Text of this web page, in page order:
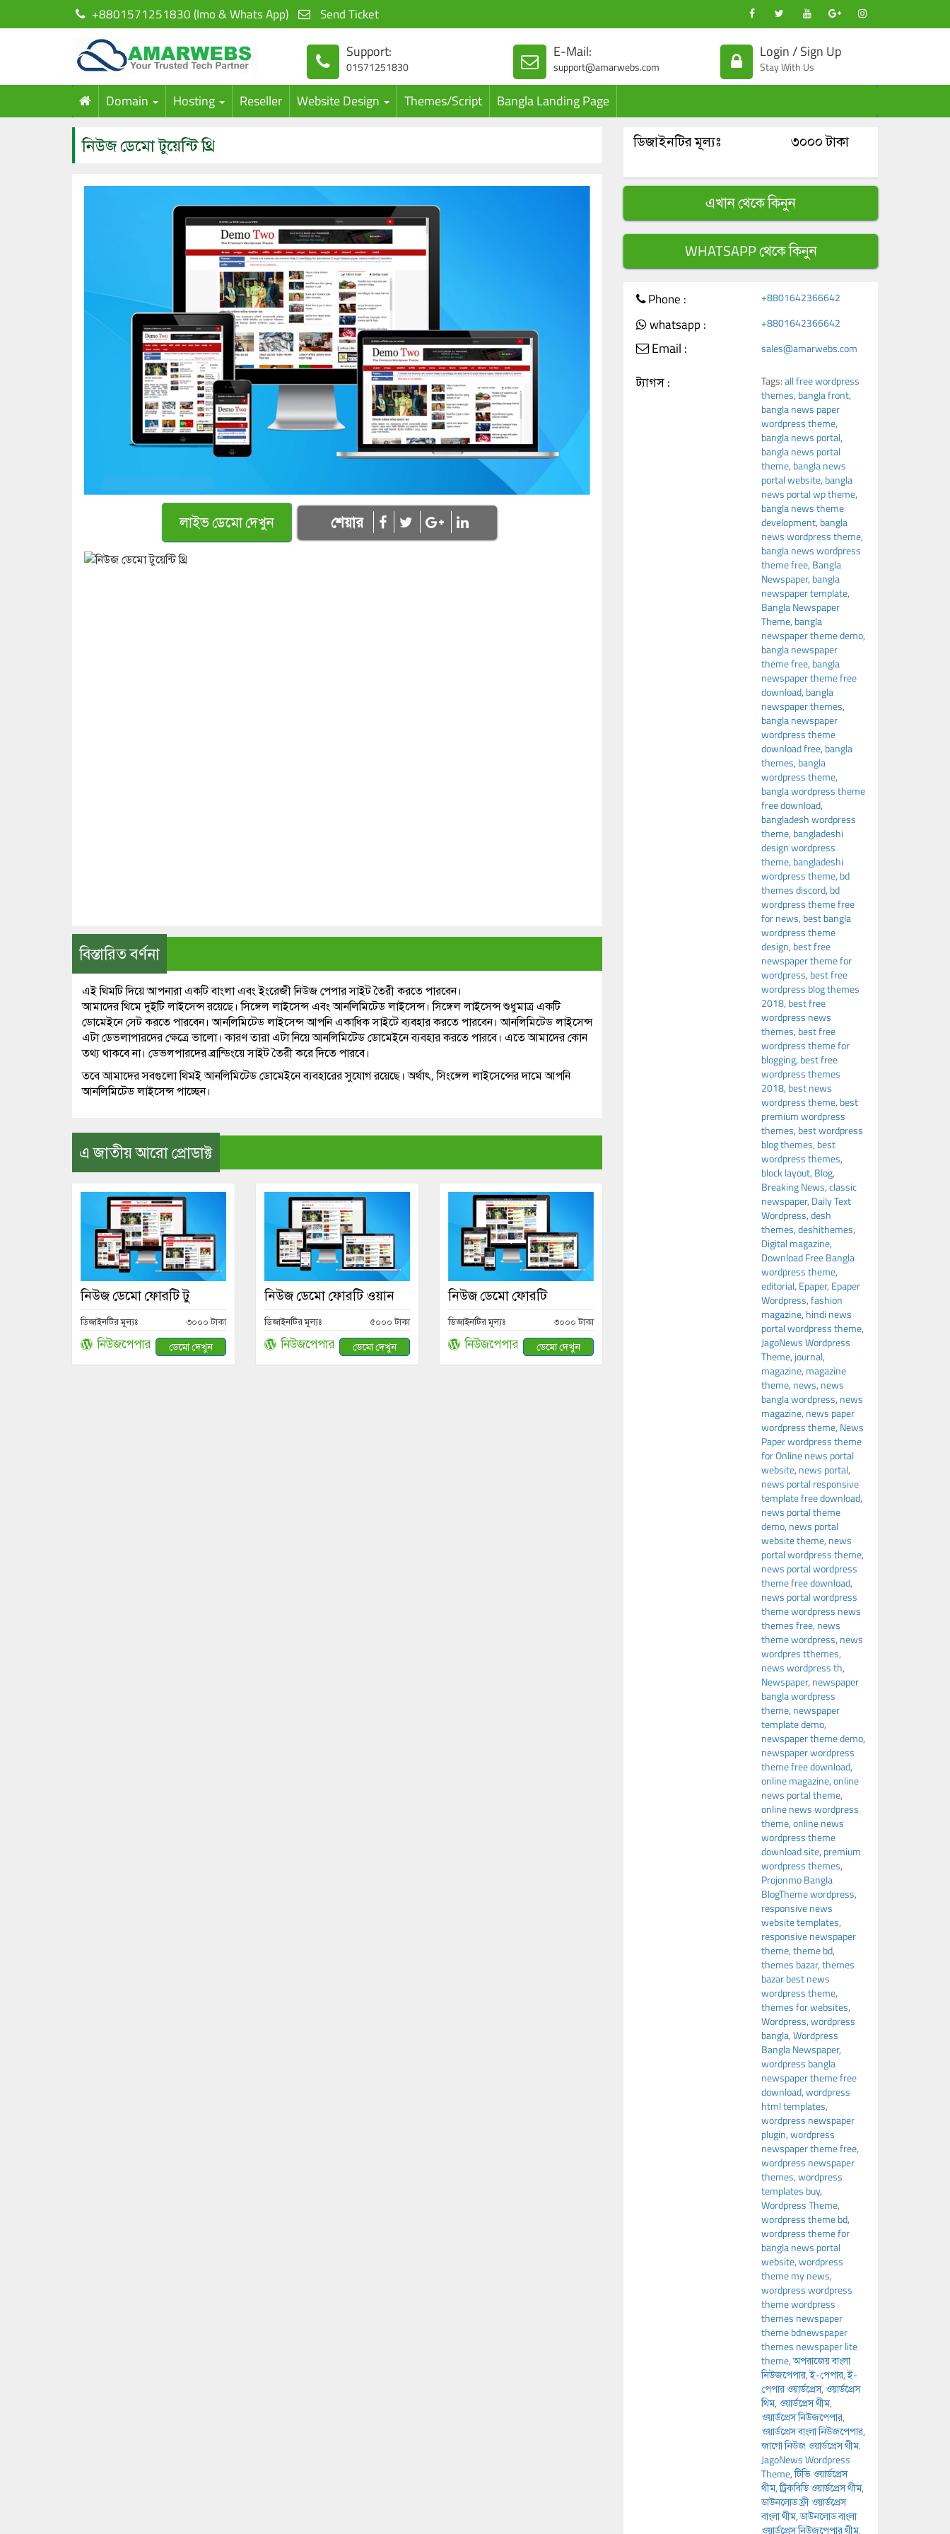
+8801571251830 (Imo & Whats App) Send Ticket
Support:
01571251830
E-Mail:
support@amarwebs.com
Login / Sign Up
Stay With Us
Domain Hosting Reseller Website Design Themes/Script Bangla Landing Page
নিউজ ডেমো টুয়েন্টি থ্রি
লাইভ ডেমো দেখুন শেয়ার
বিস্তারিত বর্ণনা
এই থিমটি দিয়ে আপনারা একটি বাংলা এবং ইংরেজী নিউজ পেপার সাইট তৈরী করতে পারবেন।
আমাদের থিমে দুইটি লাইসেন্স রয়েছে। সিঙ্গেল লাইসেন্স এবং আনলিমিটেড লাইসেন্স। সিঙ্গেল লাইসেন্স শুধুমাত্র একটি
ডোমেইনে সেট করতে পারবেন। আনলিমিটেড লাইসেন্স আপনি একাধিক সাইটে ব্যবহার করতে পারবেন। আনলিমিটেড লাইসেন্স
এটা ডেভলাপারদের ক্ষেত্রে ভালো। কারণ তারা এটা নিয়ে আনলিমিটেড ডোমেইনে ব্যবহার করতে পারবে। এতে আমাদের কোন
তথ্য থাকবে না। ডেভলপারদের ব্রান্ডিংয়ে সাইট তৈরী করে দিতে পারবে।
তবে আমাদের সবগুলো থিমই আনলিমিটেড ডোমেইনে ব্যবহারের সুযোগ রয়েছে। অর্থাৎ, সিংঙ্গেল লাইসেন্সের দামে আপনি
আনলিমিটেড লাইসেন্স পাচ্ছেন।
এ জাতীয় আরো প্রোডাক্ট
নিউজ ডেমো ফোরটি টু
ডিজাইনটির মূল্যঃ ৩০০০ টাকা
নিউজপেপার ডেমো দেখুন
নিউজ ডেমো ফোরটি ওয়ান
ডিজাইনটির মূল্যঃ ৫০০০ টাকা
নিউজপেপার ডেমো দেখুন
নিউজ ডেমো ফোরটি
ডিজাইনটির মূল্যঃ ৩০০০ টাকা
নিউজপেপার ডেমো দেখুন
ডিজাইনটির মূল্যঃ ৩০০০ টাকা
এখান থেকে কিনুন
WHATSAPP থেকে কিনুন
Phone : +8801642366642
whatsapp : +8801642366642
Email : sales@amarwebs.com
ট্যাগস : Tags:all free wordpress
themes, bangla front,
bangla news paper
wordpress theme,
bangla news portal,
bangla news portal
theme, bangla news
portal website, bangla
news portal wp theme,
bangla news theme
development, bangla
news wordpress theme,
bangla news wordpress
theme free, Bangla
Newspaper, bangla
newspaper template,
Bangla Newspaper
Theme, bangla
newspaper theme demo,
bangla newspaper
theme free, bangla
newspaper theme free
download, bangla
newspaper themes,
bangla newspaper
wordpress theme
download free, bangla
themes, bangla
wordpress theme,
bangla wordpress theme
free download,
bangladesh wordpress
theme, bangladeshi
design wordpress
theme, bangladeshi
wordpress theme, bd
themes discord, bd
wordpress theme free
for news, best bangla
wordpress theme
design, best free
newspaper theme for
wordpress, best free
wordpress blog themes
2018, best free
wordpress news
themes, best free
wordpress theme for
blogging, best free
wordpress themes
2018, best news
wordpress theme, best
premium wordpress
themes, best wordpress
blog themes, best
wordpress themes,
block layout, Blog,
Breaking News,classic
newspaper, Daily Text
Wordpress,desh
themes,deshithemes,
Digital magazine,
Download Free Bangla
wordpress theme,
editorial, Epaper, Epaper
Wordpress,fashion
magazine, hindi news
portal wordpress theme,
JagoNews Wordpress
Theme, journal,
magazine, magazine
theme, news, news
bangla wordpress, news
magazine, news paper
wordpress theme, News
Paper wordpress theme
for Online news portal
website, news portal,
news portal responsive
template free download,
news portal theme
demo, news portal
website theme, news
portal wordpress theme,
news portal wordpress
theme free download,
news portal wordpress
theme wordpress news
themes free, news
theme wordpress, news
wordpres tthemes,
news wordpress th,
Newspaper, newspaper
bangla wordpress
theme, newspaper
template demo,
newspaper theme demo,
newspaper wordpress
theme free download,
online magazine,online
news portal theme,
online news wordpress
theme,online news
wordpress theme
download site, premium
wordpress themes,
Projonmo Bangla
BlogTheme wordpress,
responsive news
website templates,
responsive newspaper
theme,theme bd,
themes bazar,themes
bazar best news
wordpress theme,
themes for websites,
Wordpress,wordpress
bangla,Wordpress
Bangla Newspaper,
wordpress bangla
newspaper theme free
download,wordpress
html templates,
wordpress newspaper
plugin,wordpress
newspaper theme free,
wordpress newspaper
themes,wordpress
templates buy,
Wordpress Theme,
wordpress theme bd,
wordpress theme for
bangla news portal
website,wordpress
theme my news,
wordpress wordpress
theme wordpress
themes newspaper
theme bdnewspaper
themes newspaper lite
theme,অপরাজেয় বাংলা
নিউজপেপার,ই-পেপার,ই-
পেপার ওয়ার্ডপ্রেস, ওয়ার্ডপ্রেস
থিম, ওয়ার্ডপ্রেস থীম,
ওয়ার্ডপ্রেস নিউজপেপার,
ওয়ার্ডপ্রেস বাংলা নিউজপেপার,
জাগো নিউজ ওয়ার্ডপ্রেস থীম.
JagoNews Wordpress
Theme,টিভি ওয়ার্ডপ্রেস
থীম,ট্রিকবিডি ওয়ার্ডপ্রেস থীম,
ডাউনলোড ফ্রী ওয়ার্ডপ্রেস
বাংলা থীম,ডাউনলোড বাংলা
ওয়ার্ডপ্রেস নিউজপেপার থীম,